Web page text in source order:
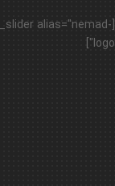
alias="nemad-
logo"]